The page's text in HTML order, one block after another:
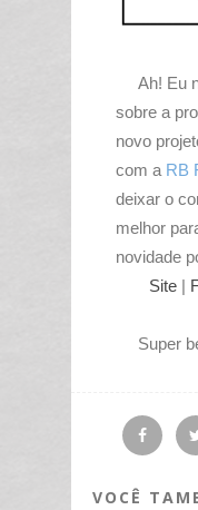
Ah! Eu
sobre a
novo
com a RB
deixar o
melhor
novidade
Site |
Super
VOCÊ